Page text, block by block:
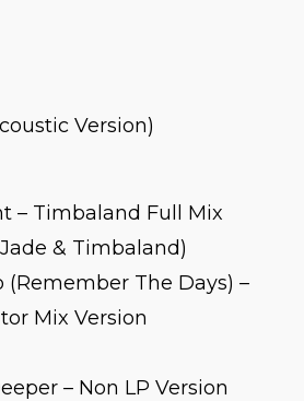
Version)
– Timbaland Full Mix
& Timbaland)
(Remember The Days) –
Mix Version
– Non LP Version